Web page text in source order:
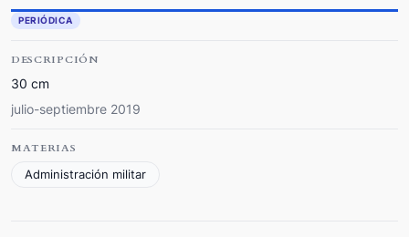
PERIÓDICA
DESCRIPCIÓN
30 cm
julio-septiembre 2019
MATERIAS
Administración militar